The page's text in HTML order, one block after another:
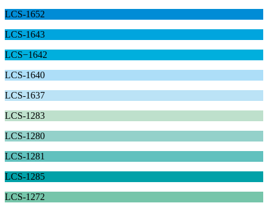
LCS-1652
LCS-1643
LCS−1642
LCS-1640
LCS-1637
LCS-1283
LCS-1280
LCS-1281
LCS-1285
LCS-1272